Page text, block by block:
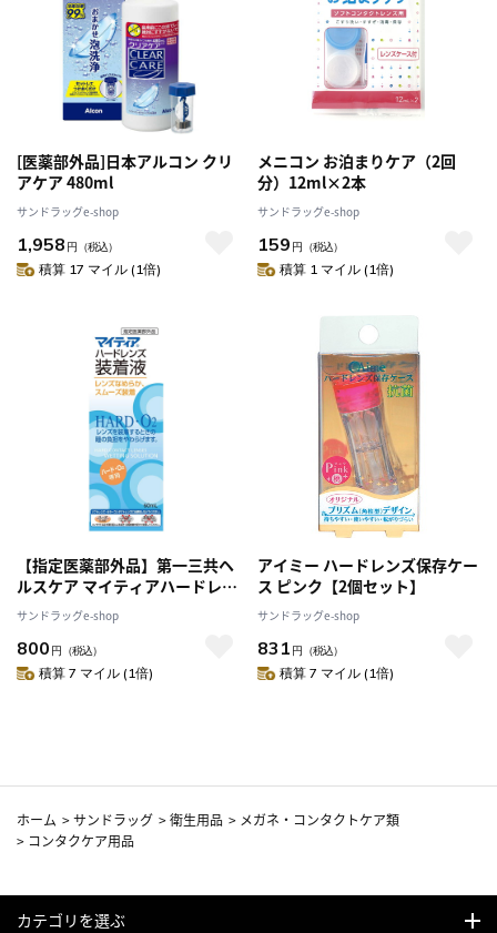
[医薬部外品]日本アルコン クリ
アケア 480ml
サンドラッグe-shop
1,958 円 （税込）
積算 17 マイル (1倍)
メニコン お泊まりケア（2回
分）12ml×2本
サンドラッグe-shop
159 円 （税込）
積算 1 マイル (1倍)
【指定医薬部外品】第一三共ヘ
ルスケア マイティアハードレン
ズ装着液 60mL
サンドラッグe-shop
800 円 （税込）
積算 7 マイル (1倍)
アイミー ハードレンズ保存ケー
ス ピンク【2個セット】
サンドラッグe-shop
831 円 （税込）
積算 7 マイル (1倍)
ホーム >サンドラッグ >衛生用品 > メガネ・コンタクトケア類
> コンタクケア用品
カテゴリを選ぶ